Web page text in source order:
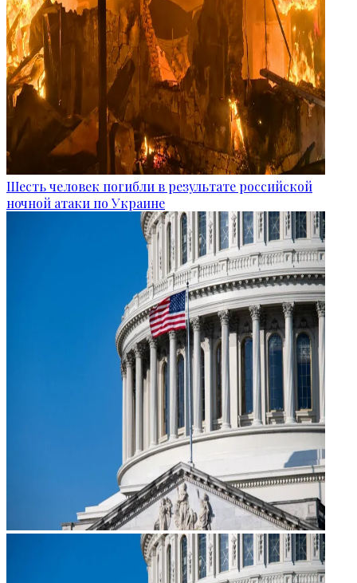
Шесть человек погибли в результате российской
ночной атаки по Украине